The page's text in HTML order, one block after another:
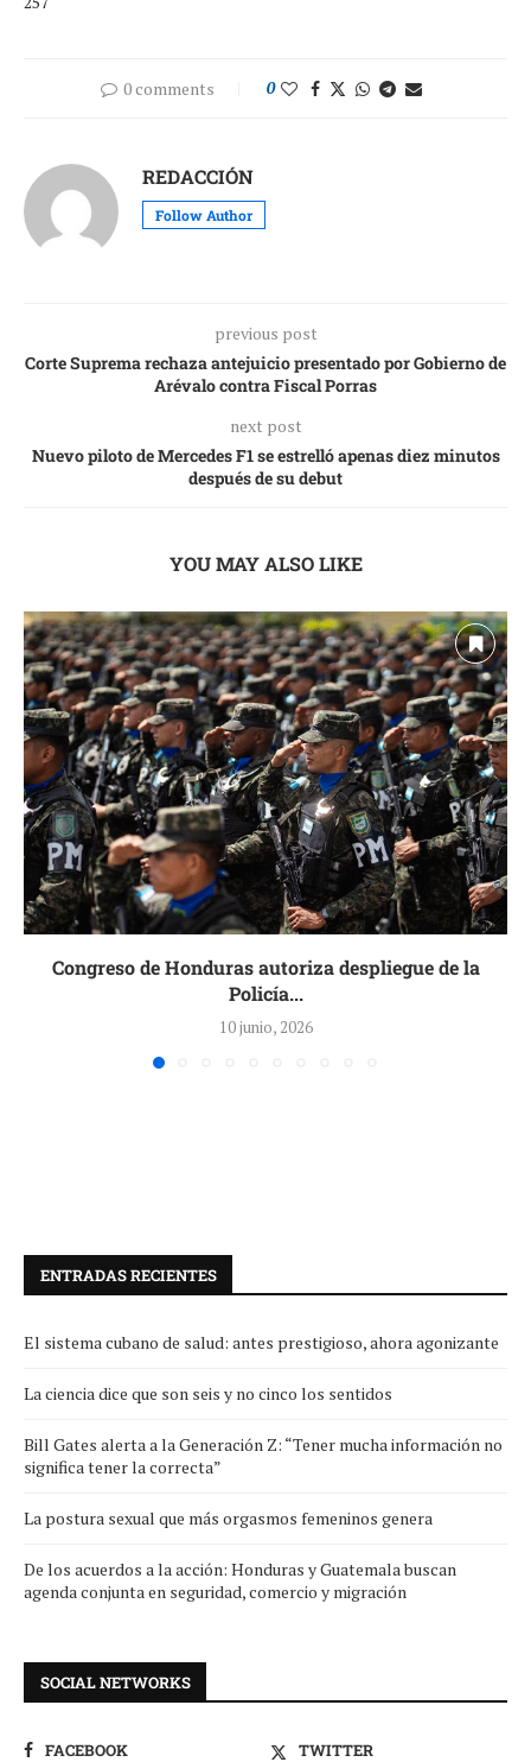
0 comments 0
REDACCIÓN
Follow Author
previous post
Corte Suprema rechaza antejuicio presentado por Gobierno de
Arévalo contra Fiscal Porras
next post
Nuevo piloto de Mercedes F1 se estrelló apenas diez minutos
después de su debut
YOU MAY ALSO LIKE
Congreso de Honduras autoriza despliegue de la
Policía...
10 junio, 2026
ENTRADAS RECIENTES
El sistema cubano de salud: antes prestigioso, ahora agonizante
La ciencia dice que son seis y no cinco los sentidos
Bill Gates alerta a la Generación Z: “Tener mucha información no
significa tener la correcta”
La postura sexual que más orgasmos femeninos genera
De los acuerdos a la acción: Honduras y Guatemala buscan
agenda conjunta en seguridad, comercio y migración
SOCIAL NETWORKS
FACEBOOK
TWITTER